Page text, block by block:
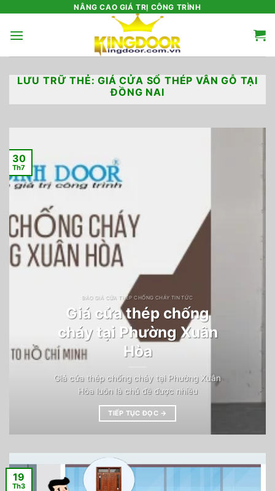
nội
NÂNG CAO GIÁ TRỊ CÔNG TRÌNH
LƯU TRỮ THẺ:GIÁ CỬA SỔ THÉP VÂN GỖ TẠI
ĐỒNG NAI
BÁO GIÁ CỬA THÉP CHỐNG CHÁY TIN TỨC
Giá cửa thép chống
cháy tại Phường Xuân
Hòa
Giá cửa thép chống cháy tại Phường Xuân
Hòa luôn là chủ đề được nhiều
TIẾP TỤC ĐỌC →
30
Th7
19
Th3